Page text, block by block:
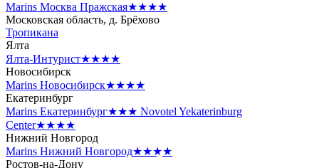
Marins Москва Пражская★★★★
Московская область, д. Брёхово
Тропикана
Ялта
Ялта-Интурист★★★★
Новосибирск
Marins Новосибирск★★★★
Екатеринбург
Marins Екатеринбург★★★ Novotel Yekaterinburg
Center★★★★
Нижний Новгород
Marins Нижний Новгород★★★★
Ростов-на-Дону